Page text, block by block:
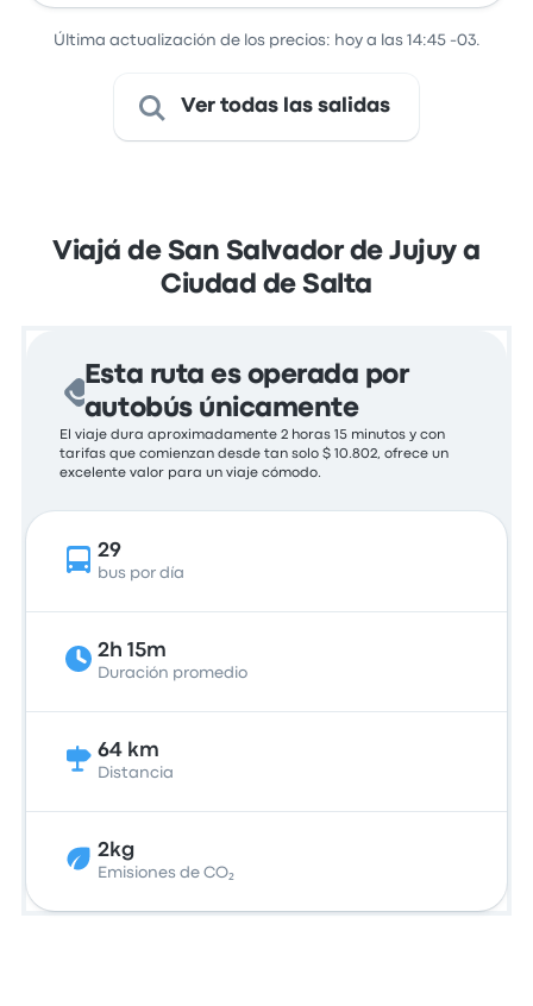
Última actualización de los precios: hoy a las 14:45 -03.
Ver todas las salidas
Viajá de San Salvador de Jujuy a
Ciudad de Salta
Esta ruta es operada por
autobús únicamente
El viaje dura aproximadamente 2 horas 15 minutos y con
tarifas que comienzan desde tan solo $ 10.802, ofrece un
excelente valor para un viaje cómodo.
29
bus por día
2h 15m
Duración promedio
64 km
Distancia
2kg
Emisiones de CO₂